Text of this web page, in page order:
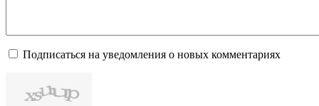
Подписаться на уведомления о новых комментариях